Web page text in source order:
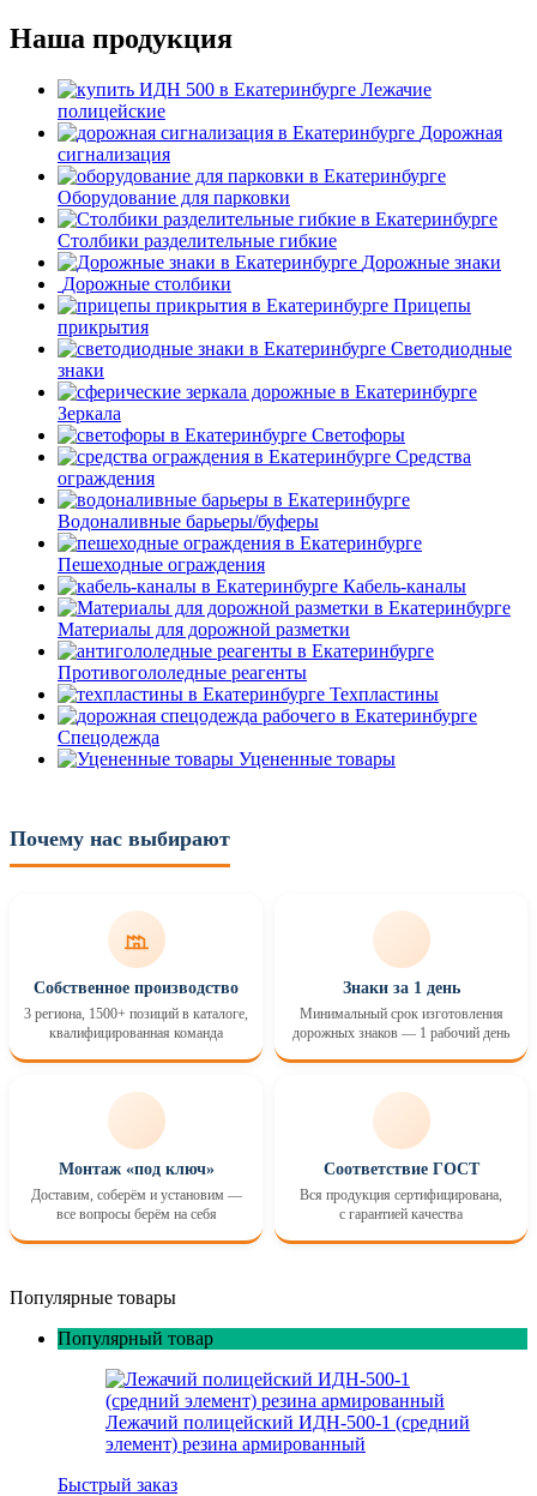
Наша продукция
Лежачие
полицейские
Дорожная
сигнализация
Оборудование для парковки
Столбики разделительные гибкие
Дорожные знаки
Дорожные столбики
Прицепы
прикрытия
Светодиодные
знаки
Зеркала
Светофоры
Средства
ограждения
Водоналивные барьеры/буферы
Пешеходные ограждения
Кабель-каналы
Материалы для дорожной разметки
Противогололедные реагенты
Техпластины
Спецодежда
Уцененные товары
Почему нас выбирают
Собственное производство
3 региона, 1500+ позиций в каталоге,
квалифицированная команда
Знаки за 1 день
Минимальный срок изготовления
дорожных знаков — 1 рабочий день
Монтаж «под ключ»
Доставим, соберём и установим —
все вопросы берём на себя
Соответствие ГОСТ
Вся продукция сертифицирована,
с гарантией качества
Популярные товары
Популярный товар
Лежачий полицейский ИДН-500-1 (средний
элемент) резина армированный
Быстрый заказ